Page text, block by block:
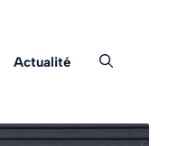
Actualité